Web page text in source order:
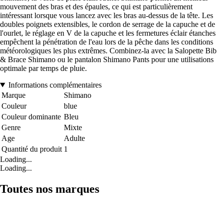
mouvement des bras et des épaules, ce qui est particulièrement
intéressant lorsque vous lancez avec les bras au-dessus de la tête. Les
doubles poignets extensibles, le cordon de serrage de la capuche et de
l'ourlet, le réglage en V de la capuche et les fermetures éclair étanches
empêchent la pénétration de l'eau lors de la pêche dans les conditions
météorologiques les plus extrêmes. Combinez-la avec la Salopette Bib
& Brace Shimano ou le pantalon Shimano Pants pour une utilisations
optimale par temps de pluie.
Informations complémentaires
Marque
Shimano
Couleur
blue
Couleur dominante Bleu
Genre
Mixte
Age
Adulte
Quantité du produit 1
Loading...
Loading...
Toutes nos marques